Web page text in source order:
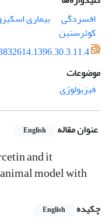
افسردگی
بیماری
کوئرستین
موضوعات
فیزیولوژی
عنوان مقاله English
and it
model with
چکیده English